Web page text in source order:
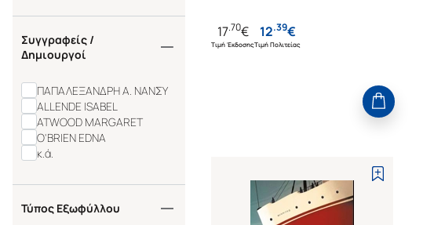
Συγγραφείς /
Δημιουργοί
ΠΑΠΑΛΕΞΑΝΔΡΗ Α. ΝΑΝΣΥ
ALLENDE ISABEL
ATWOOD MARGARET
O'BRIEN EDNA
κ.ά.
Τύπος Εξωφύλλου
17.70€
Τιμή Έκδοσης
12.39€
Τιμή Πολιτείας